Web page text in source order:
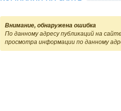
Внимание, обнаружена ошибка
По данному адресу публикаций на
просмотра информации по данному